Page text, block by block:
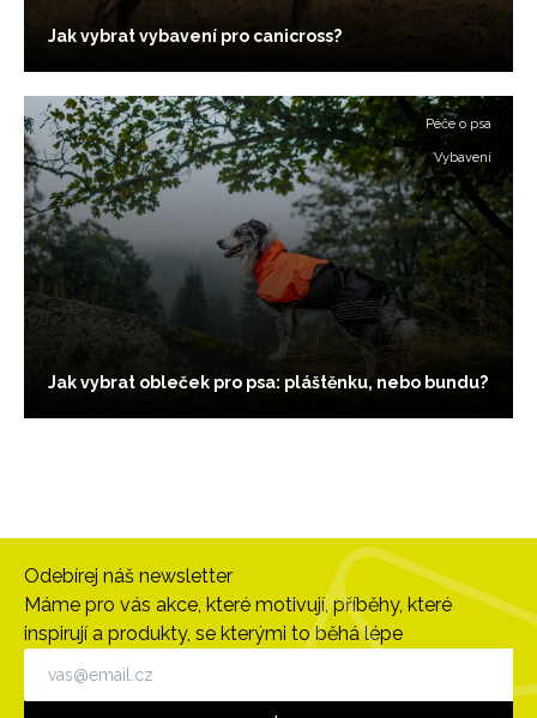
Jak vybrat vybavení pro canicross?
Jak vybrat obleček pro psa: pláštěnku, nebo bundu?
Péče o psa
Vybavení
Odebírej náš newsletter
Máme pro vás akce, které motivují, příběhy, které
inspirují a produkty, se kterými to běhá lépe